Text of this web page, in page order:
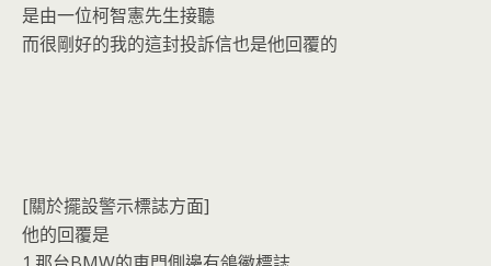
是由一位柯智憲先生接聽
而很剛好的我的這封投訴信也是他回覆的
[關於擺設警示標誌方面]
他的回覆是